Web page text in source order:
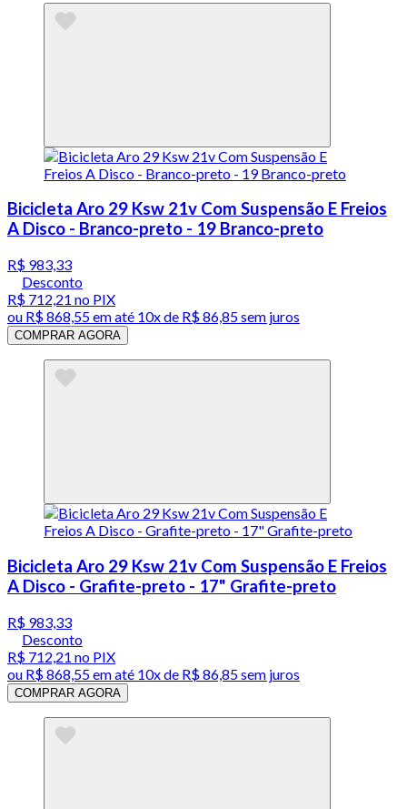
Bicicleta Aro 29 Ksw 21v Com Suspensão E Freios
A Disco - Branco-preto - 19 Branco-preto
R$ 983,33
Desconto
R$ 712,21 no PIX
ou R$ 868,55em até 10x de R$ 86,85 sem juros
COMPRAR AGORA
Bicicleta Aro 29 Ksw 21v Com Suspensão E Freios
A Disco - Grafite-preto - 17" Grafite-preto
R$ 983,33
Desconto
R$ 712,21 no PIX
ou R$ 868,55em até 10x de R$ 86,85 sem juros
COMPRAR AGORA